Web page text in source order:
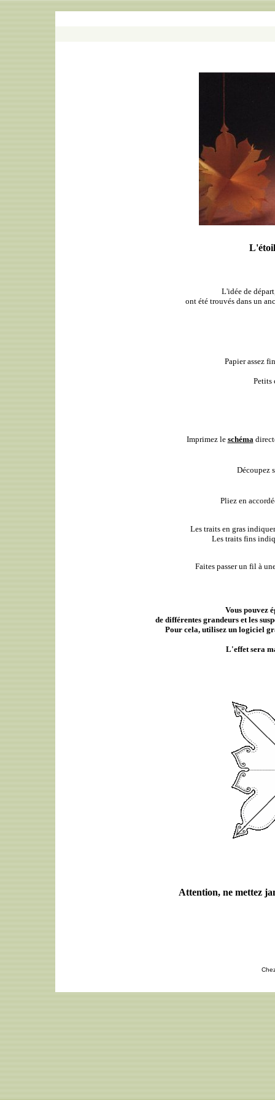
L'idée de
ont été trouvés dans un
Papier assez
Petits
Imprimez le schéma
Découpez
Pliez en
Les traits en gras
Les traits fins
Faites passer un fil à
Vous pouvez
de différentes grandeurs et les
Pour cela, utilisez un logiciel
L'effet sera
Attention, ne mettez